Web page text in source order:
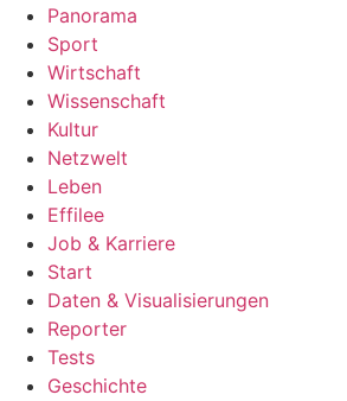
Panorama
Sport
Wirtschaft
Wissenschaft
Kultur
Netzwelt
Leben
Effilee
Job & Karriere
Start
Daten & Visualisierungen
Reporter
Tests
Geschichte